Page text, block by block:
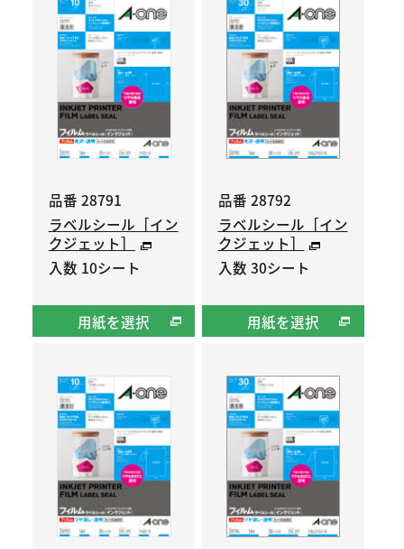
品番 28791
ラベルシール［イン
クジェット］
入数 10シート
用紙を選択
品番 28792
ラベルシール［イン
クジェット］
入数 30シート
用紙を選択